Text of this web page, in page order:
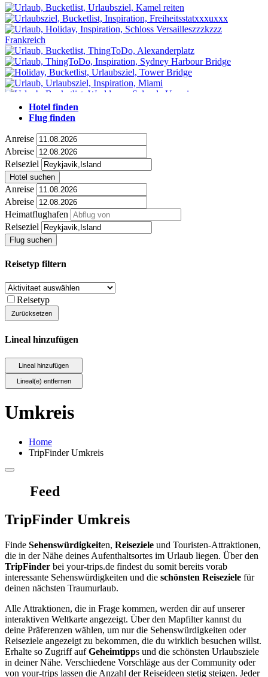
Hotel finden
Flug finden
Anreise
Abreise
Reiseziel
Hotel suchen
Anreise
Abreise
Heimatflughafen
Reiseziel
Flug suchen
Reisetyp filtern
Reisetyp
Lineal hinzufügen
Umkreis
Home
TripFinder Umkreis
Feed
TripFinder Umkreis
Finde Sehenswürdigkeiten, Reiseziele und Touristen-Attraktionen,
die in der Nähe deines Aufenthaltsortes im Urlaub liegen. Über den
TripFinder bei your-trips.de findest du somit bereits vorab
interessante Sehenswürdigkeiten und die schönsten Reiseziele für
deinen nächsten Traumurlaub.
Alle Attraktionen, die in Frage kommen, werden dir auf unserer
interaktiven Weltkarte angezeigt. Über den Mapfilter kannst du
deine Präferenzen wählen, um nur die Sehenswürdigkeiten oder
Reiseziele angezeigt zu bekommen, die du wirklich besuchen willst.
Erhalte so Zugriff aufGeheimtipps und die schönsten Urlaubsziele
in deiner Nähe. Verschiedene Vorschläge aus der Community oder
von your-trips lassen die Anzahl der Reiseideen stetig steigen. Jeder